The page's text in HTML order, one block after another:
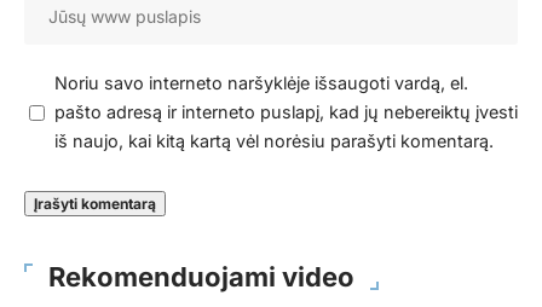
Noriu savo interneto naršyklėje išsaugoti vardą, el.
pašto adresą ir interneto puslapį, kad jų nebereiktų įvesti
iš naujo, kai kitą kartą vėl norėsiu parašyti komentarą.
Rekomenduojami video